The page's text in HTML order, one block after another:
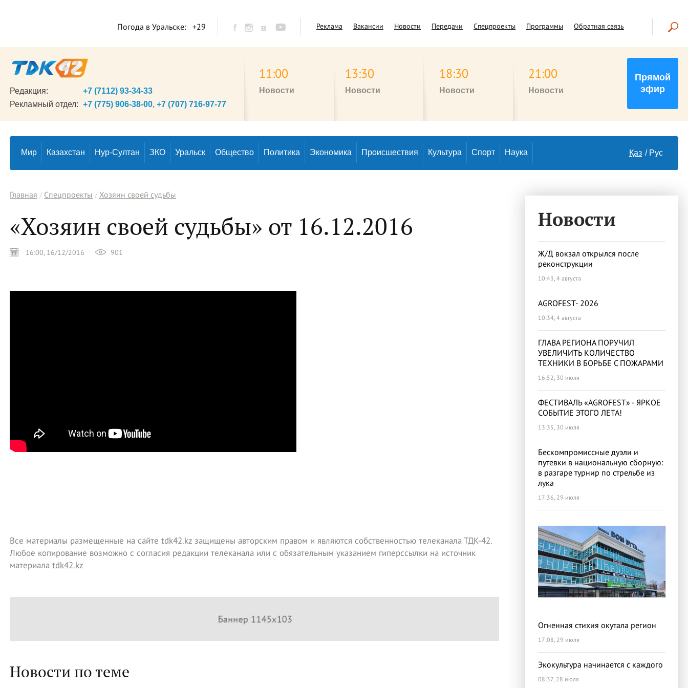
Погода в Уральске: +29 Реклама Вакансии Новости Передачи Спецпроекты Программы Обратная связь
Редакция:
+7 (7112) 93-34-33
Рекламный отдел: +7 (775) 906-38-00, +7 (707) 716-97-77
11:00
Новости
13:30
Новости
18:30
Новости
21:00
Новости
Прямой
эфир
Мир Казахстан Нур-Султан ЗКО Уральск Общество Политика Экономика Происшествия Культура Спорт Наука Қаз Рус
Главная Спецпроекты Хозяин своей судьбы
«Хозяин своей судьбы» от 16.12.2016
16:00, 16/12/2016 901
Все материалы размещенные на сайте tdk42.kz защищены авторским правом и являются собственностью телеканала ТДК-42.
Любое копирование возможно с согласия редакции телеканала или с обязательным указанием гиперссылки на источник
материала tdk42.kz
Новости по теме
Новости
Ж/Д вокзал открылся после
реконструкции
10:43, 4 августа
AGROFEST- 2026
10:34, 4 августа
ГЛАВА РЕГИОНА ПОРУЧИЛ
УВЕЛИЧИТЬ КОЛИЧЕСТВО
ТЕХНИКИ В БОРЬБЕ С ПОЖАРАМИ
16:52, 30 июля
ФЕСТИВАЛЬ «AGROFEST» - ЯРКОЕ
СОБЫТИЕ ЭТОГО ЛЕТА!
13:35, 30 июля
Бескомпромиссные дуэли и
путевки в национальную сборную:
в разгаре турнир по стрельбе из
лука
17:36, 29 июля
Огненная стихия окутала регион
17:08, 29 июля
Экокультура начинается с каждого
08:37, 28 июля